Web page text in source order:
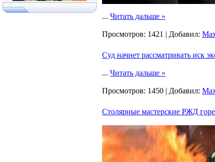
... Читать дальше »
Просмотров: 1421 | Добавил:
Суд начнет рассматривать иск
... Читать дальше »
Просмотров: 1450 | Добавил:
Столярные мастерские РЖД